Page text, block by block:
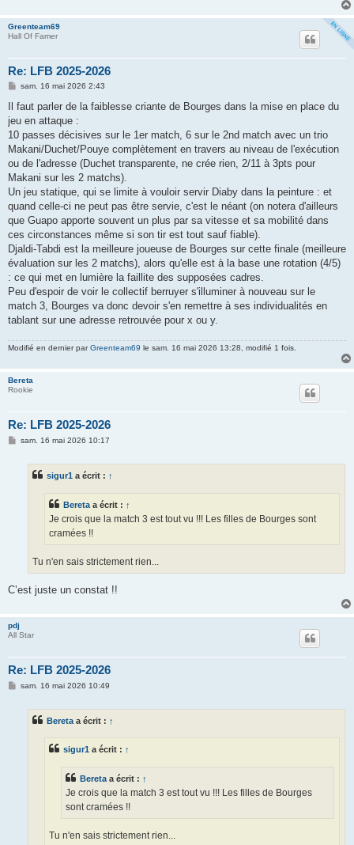
Greenteam69
Hall Of Famer
Re: LFB 2025-2026
M
s
a
g
sam. 16 mai 2026 2:43
Il faut parler de la faiblesse criante de Bourges dans la mise en place du
jeu en attaque :
10 passes décisives sur le 1er match, 6 sur le 2nd match avec un trio
Makani/Duchet/Pouye complètement en travers au niveau de l'exécution
ou de l'adresse (Duchet transparente, ne crée rien, 2/11 à 3pts pour
Makani sur les 2 matchs).
Un jeu statique, qui se limite à vouloir servir Diaby dans la peinture : et
quand celle-ci ne peut pas être servie, c'est le néant (on notera d'ailleurs
que Guapo apporte souvent un plus par sa vitesse et sa mobilité dans
ces circonstances même si son tir est tout sauf fiable).
Djaldi-Tabdi est la meilleure joueuse de Bourges sur cette finale (meilleure
évaluation sur les 2 matchs), alors qu'elle est à la base une rotation (4/5)
: ce qui met en lumière la faillite des supposées cadres.
Peu d'espoir de voir le collectif berruyer s'illuminer à nouveau sur le
match 3, Bourges va donc devoir s'en remettre à ses individualités en
tablant sur une adresse retrouvée pour x ou y.
Modifié en dernier parGreenteam69 le sam. 16 mai 2026 13:28, modifié 1 fois.
Bereta
Rookie
Re: LFB 2025-2026
Msam. 16 mai 2026 10:17
sigur1 a écrit : ↑
Bereta a écrit : ↑
Je crois que la match 3 est tout vu !!! Les filles de Bourges sont
cramées !!
Tu n'en sais strictement rien...
C’est juste un constat !!
pdj
All Star
Re: LFB 2025-2026
Msam. 16 mai 2026 10:49
Bereta a écrit : ↑
sigur1 a écrit : ↑
Bereta a écrit : ↑
Je crois que la match 3 est tout vu !!! Les filles de Bourges
sont cramées !!
Tu n'en sais strictement rien...